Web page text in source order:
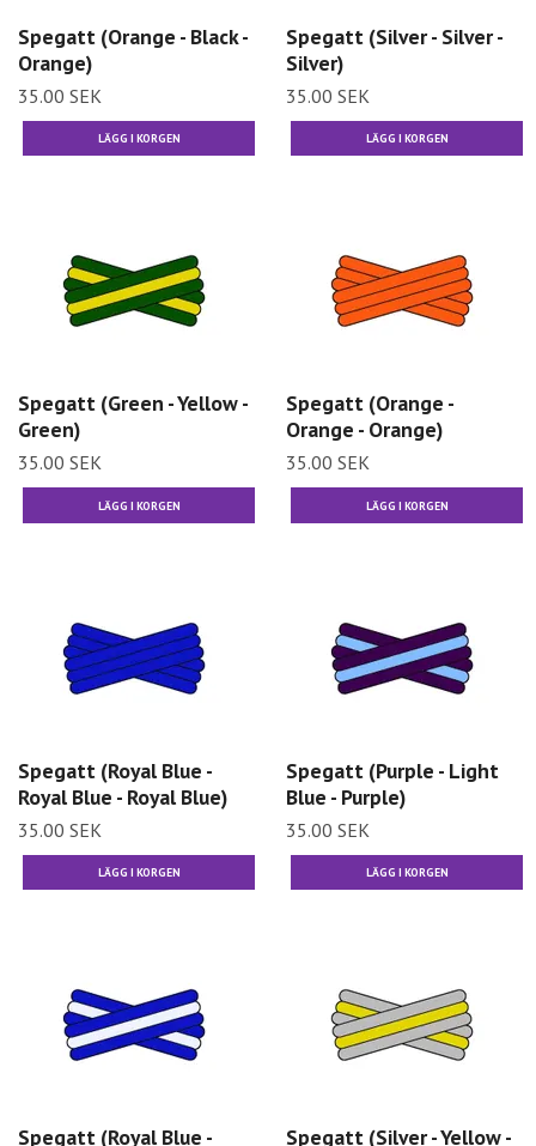
Spegatt (Orange - Black -
Orange)
35.00 SEK
Spegatt (Silver - Silver -
Silver)
35.00 SEK
Spegatt (Green - Yellow -
Green)
35.00 SEK
Spegatt (Orange -
Orange - Orange)
35.00 SEK
Spegatt (Royal Blue -
Royal Blue - Royal Blue)
35.00 SEK
Spegatt (Purple - Light
Blue - Purple)
35.00 SEK
Spegatt (Royal Blue -
Spegatt (Silver - Yellow -